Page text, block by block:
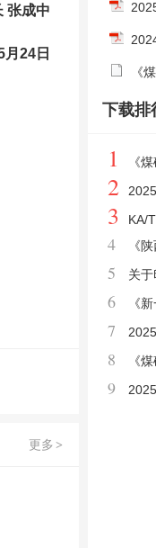
张成中
月24日
更多 >
放
放
理
《
求
下载排
1
《
本要求
2
低排放
3
KA/
素普查
4
《
台数据
5
关
规划》
6
《
案（
7
设指南
8
《
读
9